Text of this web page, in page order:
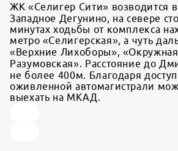
ЖК «Селигер Сити» возводится
Западное Дегунино, на севере
минутах ходьбы от комплекса
метро «Селигерская», а чуть
«Верхние Лихоборы»,
Разумовская». Расстояние до
не более 400м. Благодаря
оживленной автомагистрали
выехать на МКАД.